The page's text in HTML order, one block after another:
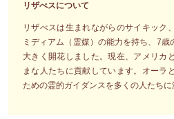
リザべスについて
リザべスは生まれながらのサイキック
ミディアム（霊媒）の能力を持ち、7
大きく開花しました。現在、アメリカ
まな人たちに貢献しています。オーラ
ための霊的ガイダンスを多くの人たちに